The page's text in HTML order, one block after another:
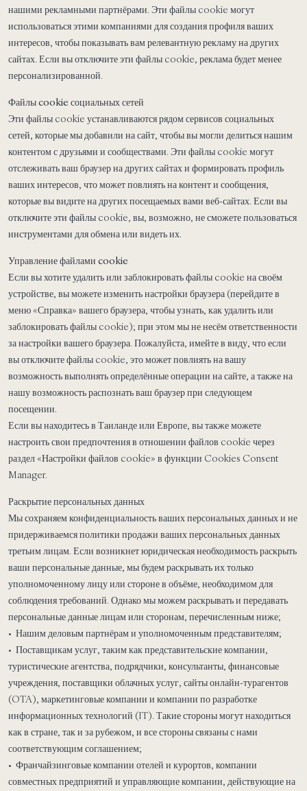
нашими рекламными партнёрами. Эти файлы cookie могут
использоваться этими компаниями для создания профиля ваших
интересов, чтобы показывать вам релевантную рекламу на других
сайтах. Если вы отключите эти файлы cookie, реклама будет менее
персонализированной.
Файлы cookie социальных сетей
Эти файлы cookie устанавливаются рядом сервисов социальных
сетей, которые мы добавили на сайт, чтобы вы могли делиться нашим
контентом с друзьями и сообществами. Эти файлы cookie могут
отслеживать ваш браузер на других сайтах и формировать профиль
ваших интересов, что может повлиять на контент и сообщения,
которые вы видите на других посещаемых вами веб-сайтах. Если вы
отключите эти файлы cookie, вы, возможно, не сможете пользоваться
инструментами для обмена или видеть их.
Управление файлами cookie
Если вы хотите удалить или заблокировать файлы cookie на своём
устройстве, вы можете изменить настройки браузера (перейдите в
меню «Справка» вашего браузера, чтобы узнать, как удалить или
заблокировать файлы cookie); при этом мы не несём ответственности
за настройки вашего браузера. Пожалуйста, имейте в виду, что если
вы отключите файлы cookie, это может повлиять на вашу
возможность выполнять определённые операции на сайте, а также на
нашу возможность распознать ваш браузер при следующем
посещении.
Если вы находитесь в Таиланде или Европе, вы также можете
настроить свои предпочтения в отношении файлов cookie через
раздел «Настройки файлов cookie» в функции Cookies Consent
Manager.
Раскрытие персональных данных
Мы сохраняем конфиденциальность ваших персональных данных и не
придерживаемся политики продажи ваших персональных данных
третьим лицам. Если возникнет юридическая необходимость раскрыть
ваши персональные данные, мы будем раскрывать их только
уполномоченному лицу или стороне в объёме, необходимом для
соблюдения требований. Однако мы можем раскрывать и передавать
персональные данные лицам или сторонам, перечисленным ниже;
• Нашим деловым партнёрам и уполномоченным представителям;
• Поставщикам услуг, таким как представительские компании,
туристические агентства, подрядчики, консультанты, финансовые
учреждения, поставщики облачных услуг, сайты онлайн-турагентов
(OTA), маркетинговые компании и компании по разработке
информационных технологий (IT). Такие стороны могут находиться
как в стране, так и за рубежом, и все стороны связаны с нами
соответствующим соглашением;
• Франчайзинговые компании отелей и курортов, компании
совместных предприятий и управляющие компании, действующие на